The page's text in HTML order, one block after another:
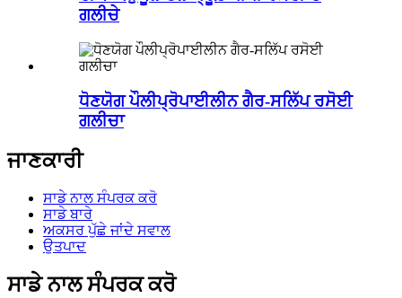
ਗਲੀਚੇ
ਧੋਣਯੋਗ ਪੌਲੀਪ੍ਰੋਪਾਈਲੀਨ ਗੈਰ-ਸਲਿੱਪ ਰਸੋਈ
ਗਲੀਚਾ
ਜਾਣਕਾਰੀ
ਸਾਡੇ ਨਾਲ ਸੰਪਰਕ ਕਰੋ
ਸਾਡੇ ਬਾਰੇ
ਅਕਸਰ ਪੁੱਛੇ ਜਾਂਦੇ ਸਵਾਲ
ਉਤਪਾਦ
ਸਾਡੇ ਨਾਲ ਸੰਪਰਕ ਕਰੋ